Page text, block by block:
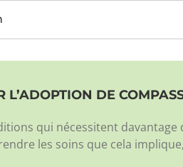
L’ADOPTION DE
qui nécessitent
les soins que cela